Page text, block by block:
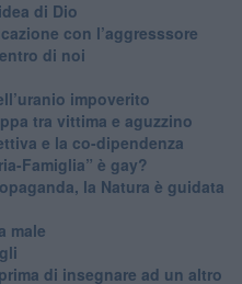
di Dio
con l’aggresssore
di noi
impoverito
tra vittima e aguzzino
e la co-dipendenza
Famiglia” è gay?
la Natura è guidata
male
di insegnare ad un altro